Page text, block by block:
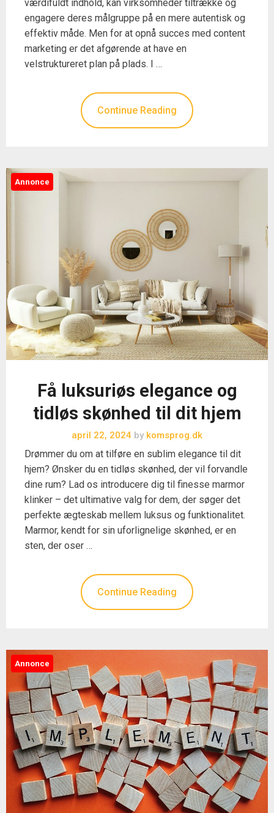
værdifuldt indhold, kan virksomheder tiltrække og
engagere deres målgruppe på en mere autentisk og
effektiv måde. Men for at opnå succes med content
marketing er det afgørende at have en
velstruktureret plan på plads. I …
Continue Reading
Annonce
Få luksuriøs elegance og
tidløs skønhed til dit hjem
april 22, 2024 by komsprog.dk
Drømmer du om at tilføre en sublim elegance til dit
hjem? Ønsker du en tidløs skønhed, der vil forvandle
dine rum? Lad os introducere dig til finesse marmor
klinker – det ultimative valg for dem, der søger det
perfekte ægteskab mellem luksus og funktionalitet.
Marmor, kendt for sin uforlignelige skønhed, er en
sten, der oser …
Continue Reading
Annonce